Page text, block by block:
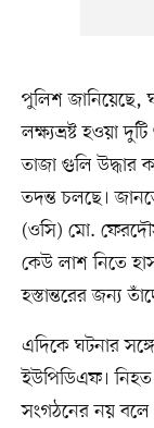
পুলিশ জানিয়েছে,
লক্ষ্যভ্রষ্ট হওয়া
তাজা গুলি উদ্ধার
তদন্ত চলছে।
(ওসি) মো.
কেউ লাশ নিতে
হস্তান্তরের জন্য
এদিকে ঘটনার
ইউপিডিএফ। নিহত
সংগঠনের নয় বলে